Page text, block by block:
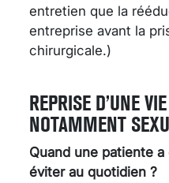
entretien que la
entreprise avant la
chirurgicale.)
REPRISE D’UNE
NOTAMMENT
Quand une patiente
éviter au quotidien ?